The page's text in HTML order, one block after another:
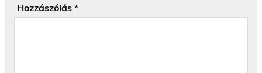
Hozzászólás *